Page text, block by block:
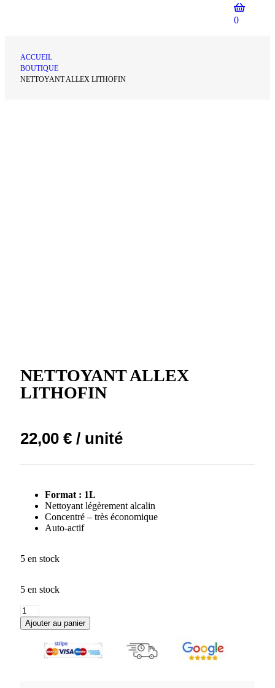
0
ACCUEIL
BOUTIQUE
NETTOYANT ALLEX LITHOFIN
NETTOYANT ALLEX
LITHOFIN
22,00 € / unité
Format : 1L
Nettoyant légèrement alcalin
Concentré – très économique
Auto-actif
5 en stock
5 en stock
Ajouter au panier